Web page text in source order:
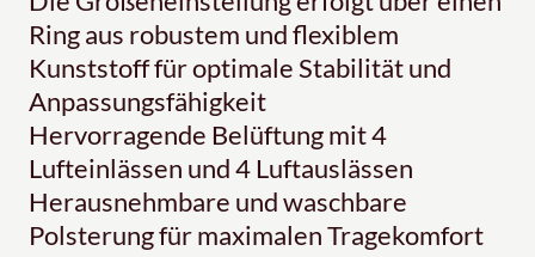
Ring aus robustem und flexiblem
Kunststoff für optimale Stabilität und
Anpassungsfähigkeit
Hervorragende Belüftung mit 4
Lufteinlässen und 4 Luftauslässen
Herausnehmbare und waschbare
Polsterung für maximalen Tragekomfort